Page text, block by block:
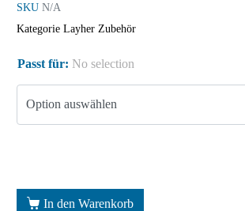
SKU N/A
Kategorie Layher Zubehör
Passt für: No selection
In den Warenkorb